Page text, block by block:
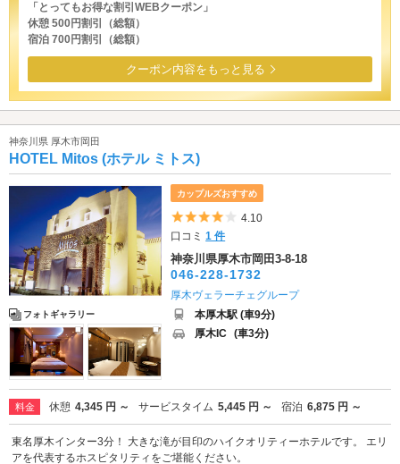
「とってもお得な割引WEBクーポン」
休憩 500円割引（総額）
宿泊 700円割引（総額）
クーポン内容をもっと見る
神奈川県 厚木市岡田
HOTEL Mitos (ホテル ミトス)
フォトギャラリー
カップルズおすすめ
5つ星のうち4
4.10
口コミ1 件
神奈川県厚木市岡田3-8-18
046-228-1732
厚木ヴェラーチェグループ
本厚木駅 (車9分)
厚木IC (車3分)
料金 休憩 4,345 円 ～ サービスタイム 5,445 円 ～ 宿泊 6,875 円 ～
東名厚木インター3分！ 大きな滝が目印のハイクオリティーホテルです。 エリ
アを代表するホスピタリティをご堪能ください。